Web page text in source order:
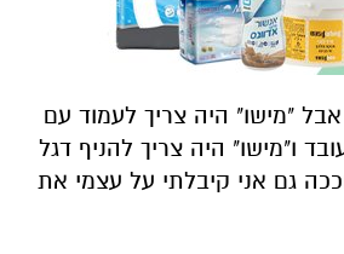
"מישו" היה צריך לעמוד עם
ו"מישו" היה צריך להניף דגל
גם אני קיבלתי על עצמי את